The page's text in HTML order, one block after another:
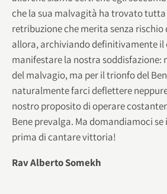
che la sua malvagità ha trovato
retribuzione che merita senza
allora, archiviando definitivamente il
manifestare la nostra soddisfazione:
del malvagio, ma per il trionfo del
naturalmente farci deflettere
nostro proposito di operare
Bene prevalga. Ma domandiamoci
prima di cantare vittoria!
Rav Alberto Somekh